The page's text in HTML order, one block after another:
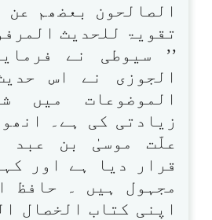
الصالحون بعضھم عن
تقویۃ للحدیث
’’ سیوطی نے
الجوزی نے اس
الموضوعات میں
زیادتی کی ہے۔
علّت موسیٰ بن عبد
قرار دیا ہے اور
مجہول ہیں ۔ حافظ
اپنی کتاب الخصال